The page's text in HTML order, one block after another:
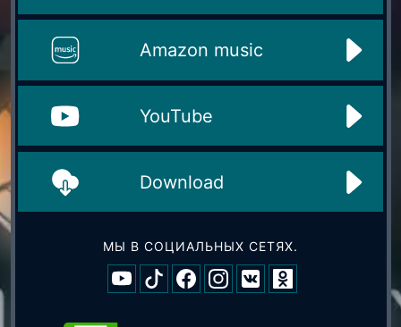
Amazon music
YouTube
Download
МЫ В СОЦИАЛЬНЫХ СЕТЯХ.